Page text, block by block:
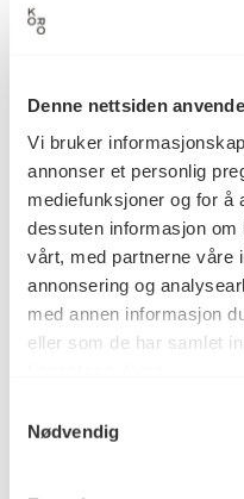
Denne nettsiden
Vi bruker
annonser et personlig
mediefunksjoner og for å
dessuten informasjon
vårt, med partnerne våre
annonsering og
med annen informasjon
eller som de har samlet
Nødvendig
tidligere og fremtidige
levende vesener,
både kreftene og
duojáren, utøveren.
1: Outi legger siste hånd
til regjeringskvartalet.
seinhøsten 2025. Alle
AAhkAhar mange